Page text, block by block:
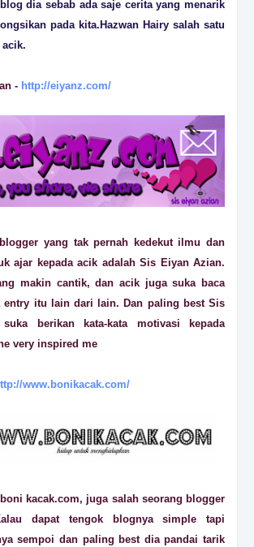
dia sebab ada saje cerita yang menarik
pada kita.Hazwan Hairy salah satu
- http://eiyanz.com/
yang tak pernah kedekut ilmu dan
ajar kepada acik adalah Sis Eiyan Azian.
makin cantik, dan acik juga suka baca
entry itu lain dari lain. Dan paling best Sis
berikan kata-kata motivasi kepada
very inspired me
www.bonikacak.com/
kacak.com, juga salah seorang blogger
dapat tengok blognya simple tapi
sempoi dan paling best dia pandai tarik